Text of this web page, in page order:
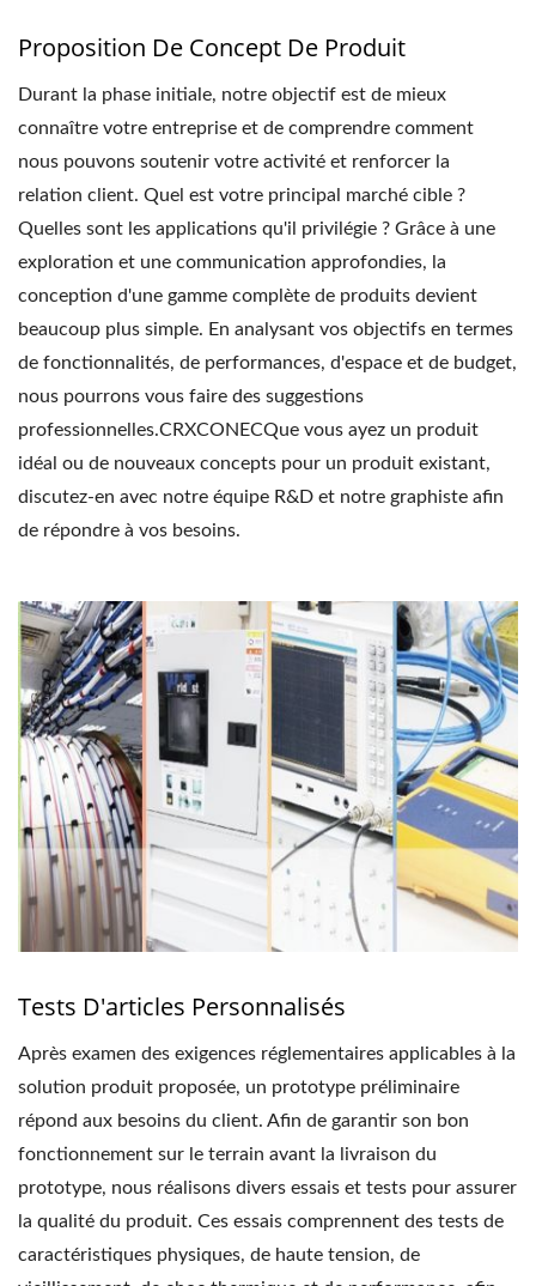
Proposition De Concept De Produit
Durant la phase initiale, notre objectif est de mieux
connaître votre entreprise et de comprendre comment
nous pouvons soutenir votre activité et renforcer la
relation client. Quel est votre principal marché cible ?
Quelles sont les applications qu'il privilégie ? Grâce à une
exploration et une communication approfondies, la
conception d'une gamme complète de produits devient
beaucoup plus simple. En analysant vos objectifs en termes
de fonctionnalités, de performances, d'espace et de budget,
nous pourrons vous faire des suggestions
professionnelles.CRXCONECQue vous ayez un produit
idéal ou de nouveaux concepts pour un produit existant,
discutez-en avec notre équipe R&D et notre graphiste afin
de répondre à vos besoins.
Tests D'articles Personnalisés
Après examen des exigences réglementaires applicables à la
solution produit proposée, un prototype préliminaire
répond aux besoins du client. Afin de garantir son bon
fonctionnement sur le terrain avant la livraison du
prototype, nous réalisons divers essais et tests pour assurer
la qualité du produit. Ces essais comprennent des tests de
caractéristiques physiques, de haute tension, de